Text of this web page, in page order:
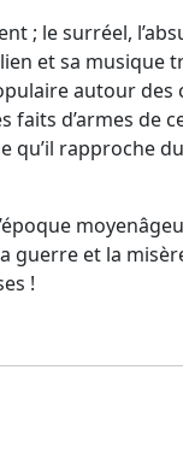
; le surréel,
et sa musique
autour des
d’armes de
qu’il rapproche
guerre et la
!